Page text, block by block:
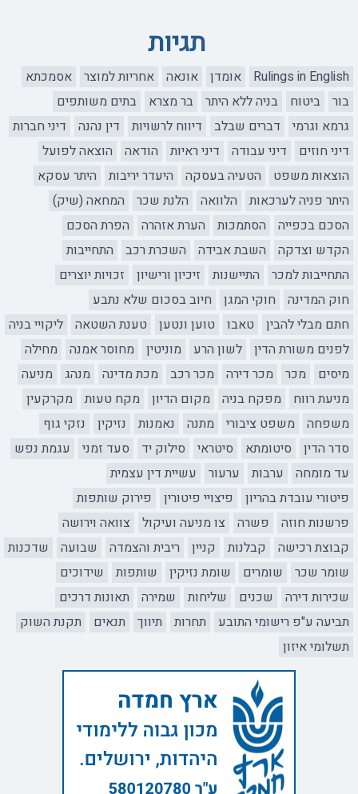
תגיות
Rulings in English אומדן אונאה אחריות למוצר
אסמכתא
בור
ביטוח בניה ללא היתר בר מצרא
בתים משותפים
גרמא וגרמי
דברים שבלב דיווח לרשויות דין נהנה
דיני חברות
דיני חוזים
דיני עבודה דיני ראיות הודאה
הוצאה לפועל
הוצאות משפט
הטעיה בעסקה היעדר יריבות
היתר עסקא
היתר פניה לערכאות
הלוואה הלנת שכר
המחאה (שיק)
הסכם בכפייה
הסתמכות הערת אזהרה
הפרת הסכם
הקדש וצדקה
השבת אבידה השכרת רכב
התחייבות
התחייבות למכר
התיישנות זיכיון ורישיון
זכויות יוצרים
חוק המדינה
חוקי המגן
חיוב בסכום שלא נתבע
חתם מבלי להבין
טאבו טוען ונטען טענת השטאה
ליקויי בניה
לפנים משורת הדין
לשון הרע מוניטין מחוסר אמנה
מחילה
מיסים
מכר מכר דירה מכר רכב מכת מדינה מנהג
מניעה
מניעת רווח
מפקח בניה מקום הדיון מקח טעות
מקרקעין
משפחה
משפט ציבורי מתנה נאמנות נזיקין
נזקי גוף
סדר הדין
סיטומתא סיטראי סילוק יד סעד זמני
עגמת נפש
עד מומחה
ערבות ערעור
עשיית דין עצמית
פיטורי עובדת בהריון
פיצויי פיטורין
פירוק שותפות
פרשנות חוזה
פשרה צו מניעה ועיקול
צוואה וירושה
קבוצת רכישה
קבלנות קניין ריבית והצמדה שבועה
שדכנות
שומר שכר
שומרים שומת נזיקין שותפות
שידוכים
שכירות דירה
שכנים שליחות שמירה
תאונות דרכים
תביעה ע"פ רישומי התובע
תחרות תיווך תנאים
תקנת השוק
תשלומי איזון